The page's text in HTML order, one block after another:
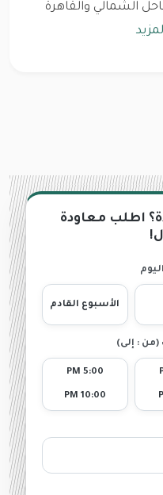
الشمالي والقاهرة
اطلب معاودة
الأسبوع القادم
(من : إلى)
5:00 PM
10:00 PM